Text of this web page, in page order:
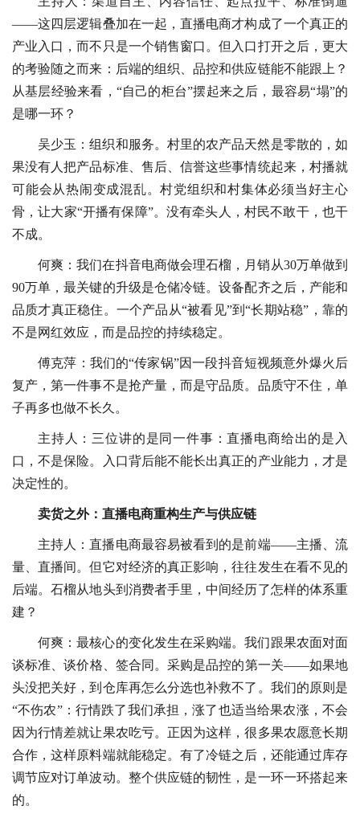
——这四层逻辑叠加在一起，直播电商才构成了一个真正的
产业入口，而不只是一个销售窗口。但入口打开之后，更大
的考验随之而来：后端的组织、品控和供应链能不能跟上？
从基层经验来看，“自己的柜台”摆起来之后，最容易“塌”的
是哪一环？
吴少玉：组织和服务。村里的农产品天然是零散的，如
果没有人把产品标准、售后、信誉这些事情统起来，村播就
可能会从热闹变成混乱。村党组织和村集体必须当好主心
骨，让大家“开播有保障”。没有牵头人，村民不敢干，也干
不成。
何爽：我们在抖音电商做会理石榴，月销从30万单做到
90万单，最关键的升级是仓储冷链。设备配齐之后，产能和
品质才真正稳住。一个产品从“被看见”到“长期站稳”，靠的
不是网红效应，而是品控的持续稳定。
傅克萍：我们的“传家锅”因一段抖音短视频意外爆火后
复产，第一件事不是抢产量，而是守品质。品质守不住，单
子再多也做不长久。
主持人：三位讲的是同一件事：直播电商给出的是入
口，不是保险。入口背后能不能长出真正的产业能力，才是
决定性的。
卖货之外：直播电商重构生产与供应链
主持人：直播电商最容易被看到的是前端——主播、流
量、直播间。但它对经济的真正影响，往往发生在看不见的
后端。石榴从地头到消费者手里，中间经历了怎样的体系重
建？
何爽：最核心的变化发生在采购端。我们跟果农面对面
谈标准、谈价格、签合同。采购是品控的第一关——如果地
头没把关好，到仓库再怎么分选也补救不了。我们的原则是
“不伤农”：行情跌了我们承担，涨了也适当给果农涨，不会
因为行情差就让果农吃亏。正因为这样，很多果农愿意长期
合作，这样原料端就能稳定。有了冷链之后，还能通过库存
调节应对订单波动。整个供应链的韧性，是一环一环搭起来
的。